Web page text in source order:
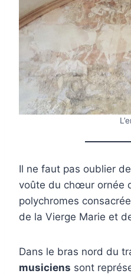
Il ne faut pas oublier
voûte du chœur ornée
polychromes
de la Vierge Marie et
Dans le bras nord du
musiciens sont